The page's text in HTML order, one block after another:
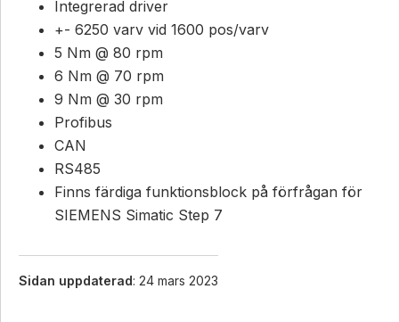
Integrerad driver
+- 6250 varv vid 1600 pos/varv
5 Nm @ 80 rpm
6 Nm @ 70 rpm
9 Nm @ 30 rpm
Profibus
CAN
RS485
Finns färdiga funktionsblock på förfrågan för
SIEMENS Simatic Step 7
Sidan uppdaterad: 24 mars 2023